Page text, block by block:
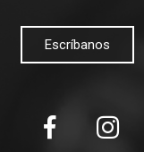
Escríbanos